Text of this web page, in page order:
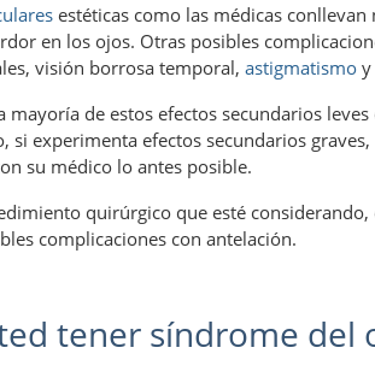
estéticas como las médicas conllevan
en los ojos. Otras posibles
visión borrosa temporal, astigmatismo
de estos efectos secundarios
si experimenta efectos secundarios
su médico lo antes posible.
quirúrgico que esté
complicaciones con antelación.
tener síndrome del